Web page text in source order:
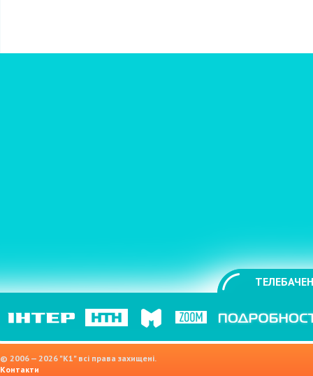
© 2006 — 2026 "K1" всі права захищені.
Контакти